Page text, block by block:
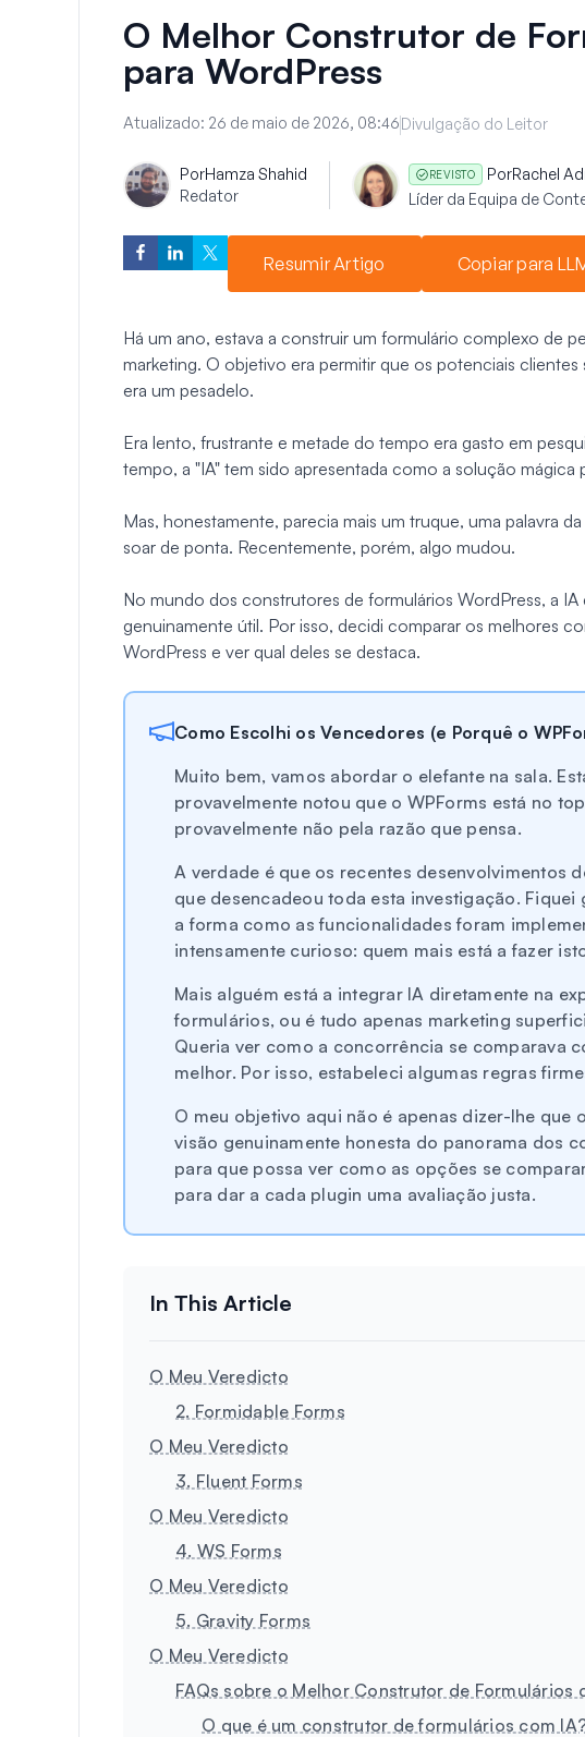
O Melhor Construtor de
para WordPress
Atualizado: 26 de maio de 2026, 08:46Divulgação do Leitor
PorHamza Shahid
Redator
REVISTO PorRachel
Líder da Equipa de
Resumir Artigo Copiar para
Há um ano, estava a construir um formulário complexo de
marketing. O objetivo era permitir que os potenciais
era um pesadelo.
Era lento, frustrante e metade do tempo era gasto em
tempo, a "IA" tem sido apresentada como a solução mágica
Mas, honestamente, parecia mais um truque, uma palavra
soar de ponta. Recentemente, porém, algo mudou.
No mundo dos construtores de formulários WordPress, a
genuinamente útil. Por isso, decidi comparar os melhores
WordPress e ver qual deles se destaca.
Como Escolhi os Vencedores (e Porquê o
Muito bem, vamos abordar o elefante na sala.
provavelmente notou que o WPForms está no
provavelmente não pela razão que pensa.
A verdade é que os recentes desenvolvimentos
que desencadeou toda esta investigação.
a forma como as funcionalidades foram
intensamente curioso: quem mais está a fazer
Mais alguém está a integrar IA diretamente na
formulários, ou é tudo apenas marketing
Queria ver como a concorrência se comparava
melhor. Por isso, estabeleci algumas regras
O meu objetivo aqui não é apenas dizer-lhe que
visão genuinamente honesta do panorama dos
para que possa ver como as opções se
para dar a cada plugin uma avaliação justa.
O Meu Veredicto
2. Formidable Forms
O Meu Veredicto
3. Fluent Forms
O Meu Veredicto
4. WS Forms
O Meu Veredicto
5. Gravity Forms
O Meu Veredicto
FAQs sobre o Melhor Construtor de Formulários
O que é um construtor de formulários com